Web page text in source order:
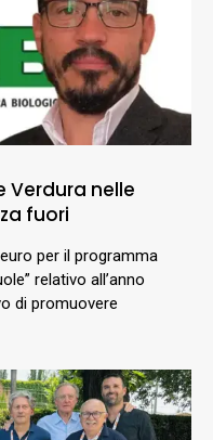
Verdura nelle
fuori
per il programma
relativo all’anno
di promuovere